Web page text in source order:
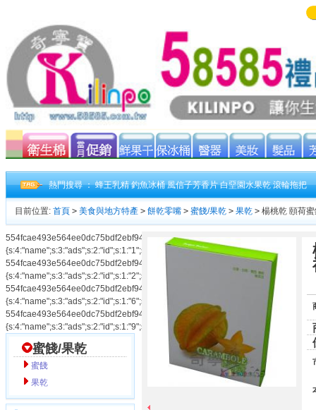
熱門搜尋 ：蜂王乳精 釣魚冰桶 風信子芳香片 白堊園水果乾 滾輪拖把
目前位置: 首頁 > 美食與地方特產 > 餅乾零嘴 > 蜜餞/果乾 > 果乾 > 楊桃乾 頤荷
554fcae493e564ee0dc75bdf2ebf94caads|a:3:
554fcae493e564ee0dc75bdf2ebf94caads|a:3:
554fcae493e564ee0dc75bdf2ebf94caads|a:3:
554fcae493e564ee0dc75bdf2ebf94caads|a:3:
蜜餞/果乾
蜜餞
果乾